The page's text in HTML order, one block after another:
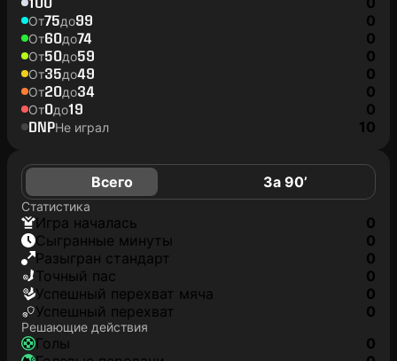
От75до99 0
От60до74 0
От50до59 0
От35до49 0
От20до34 0
От0до19 0
DNPНе играл 10
Всего За 90’
Статистика
игра началась
0
сыгранные минуты
0
разыгран стандарт
0
точный пас
0
успешный перехват мяча
0
успешный перехват
0
Решающие действия
голы
0